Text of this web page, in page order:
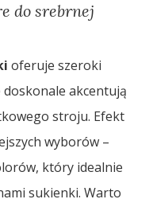
do srebrnej
oferuje szeroki
akcentują
stroju. Efekt
wyborów –
który idealnie
sukienki. Warto